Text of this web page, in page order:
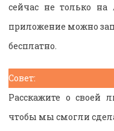
сейчас не только
приложение можно
бесплатно.
Совет:
Расскажите о своей
чтобы мы смогли